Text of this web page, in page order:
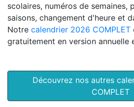
scolaires, numéros de semaines,
saisons, changement d'heure et
Notre calendrier 2026 COMPLET
gratuitement en version annuelle
Découvrez nos autres
COMPLET